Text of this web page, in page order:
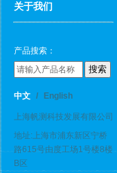
关于我们
产品搜索：
中文 / English
上海帆测科技发展有限公司
地址:上海市浦东新区宁桥
路615号由度工场1号楼8楼
B区